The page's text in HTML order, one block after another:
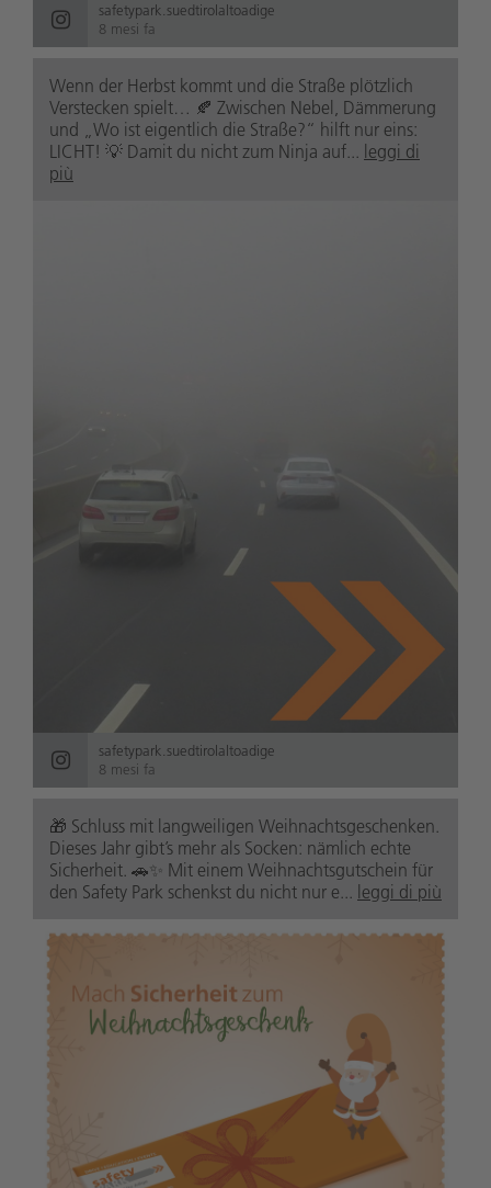
safetypark.suedtirolaltoadige
8 mesi fa
Wenn der Herbst kommt und die Straße plötzlich
Verstecken spielt… 🍂 Zwischen Nebel, Dämmerung
und „Wo ist eigentlich die Straße?“ hilft nur eins:
LICHT! 💡 Damit du nicht zum Ninja auf... leggi di
più
safetypark.suedtirolaltoadige
8 mesi fa
🎁 Schluss mit langweiligen Weihnachtsgeschenken.
Dieses Jahr gibt’s mehr als Socken: nämlich echte
Sicherheit. 🚗✨ Mit einem Weihnachtsgutschein für
den Safety Park schenkst du nicht nur e... leggi di più